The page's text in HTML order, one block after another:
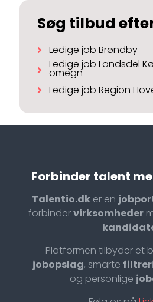
Søg tilbud
Ledige job Brøndby
Ledige job Landsdel
omegn
Ledige job Region
Forbinder talent
Talentio.dker en
forbindervirksomheder
Platformen tilbyder et
jobopslag, smarte
og personlige